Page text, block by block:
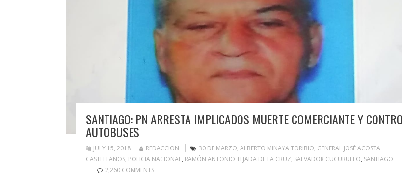
SANTIAGO: PN ARRESTA IMPLICADOS MUERTE COMERCIANTE Y
AUTOBUSES
JULY 15, 2018 REDACCION 30 DE MARZO, ALBERTO MINAYA TORIBIO, GENERAL JOSÉ ACOSTA
CASTELLANOS, POLICIA NACIONAL, RAMÓN ANTONIO TEJADA DE LA CRUZ, SALVADOR CUCURULLO, SANTIAGO
2,260 COMMENTS